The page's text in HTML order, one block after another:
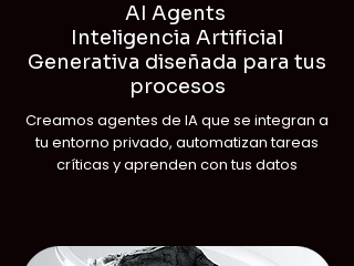
AI Agents
Inteligencia Artificial
Generativa diseñada para tus
procesos
Creamos agentes de IA que se integran a
tu entorno privado, automatizan tareas
críticas y aprenden con tus datos